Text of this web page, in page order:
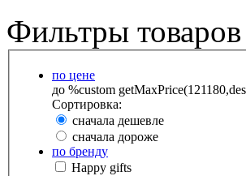
Фильтры товаров
по цене
до %custom
Сортировка:
сначала дешевле
сначала дороже
по бренду
Happy gifts